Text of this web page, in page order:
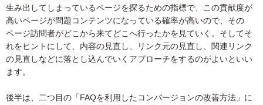
生み出してしまっているページを探るための指標で、この貢献度が
高いページが問題コンテンツになっている確率が高いので、その
ページ訪問者がどこから来てどこへ行ったかを見ていく。そしてそ
れをヒントにして、内容の見直し、リンク元の見直し、関連リンク
の見直しなどに落とし込んでいくアプローチをするのがよいといい
ます。
後半は、二つ目の「FAQを利用したコンバージョンの改善方法」に